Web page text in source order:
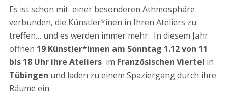
Es ist schon mit einer besonderen Athmosphäre
verbunden, die Künstler*inen in Ihren Ateliers zu
treffen… und es werden immer mehr. In diesem Jahr
öffnen 19 Künstler*innen am Sonntag 1.12 von 11
bis 18 Uhr ihre Ateliersim Französischen Viertel in
Tübingen und laden zu einem Spaziergang durch ihre
Räume ein.